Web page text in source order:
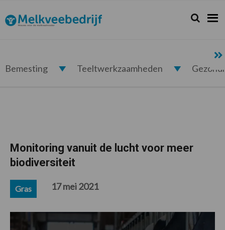
de
hoofdnavigatie
de
hoofd
de
eerste
de
voettekst
Melkveebedrijf.nl Zoeken...
Zoek
Bemesting Teeltwerkzaamheden
Monitoring vanuit de lucht voor meer
biodiversiteit
Gras 17 mei 2021